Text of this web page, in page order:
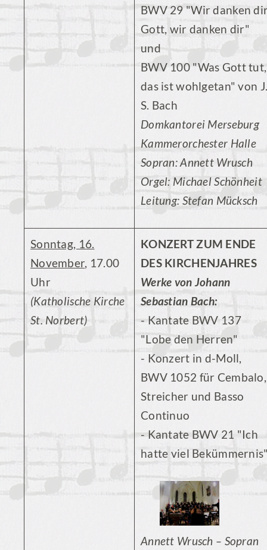
BWV 29 "Wir danken
Gott, wir danken dir"
und
BWV 100 "Was Gott tut,
das ist wohlgetan" von
S. Bach
Domkantorei Merseburg
Kammerorchester Halle
Sopran: Annett Wrusch
Orgel: Michael Schönheit
Leitung: Stefan Mücksch
Sonntag, 16.
November, 17.00
Uhr
(Katholische Kirche
St. Norbert)
KONZERT ZUM ENDE
DES KIRCHENJAHRES
Werke von Johann
Sebastian Bach:
- Kantate BWV 137
"Lobe den Herren"
- Konzert in d-Moll,
BWV 1052 für Cembalo,
Streicher und Basso
Continuo
- Kantate BWV 21 "Ich
hatte viel
Annett Wrusch – Sopran